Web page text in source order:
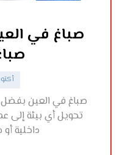
أكتوبر 20,
صباغ في العين بفضل
تحويل أي بيئة
داخلية